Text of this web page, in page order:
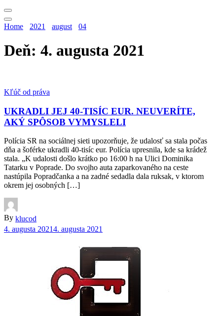
Home 2021 august 04
Deň: 4. augusta 2021
Kľúč od práva
UKRADLI JEJ 40-TISÍC EUR. NEUVERÍTE,
AKÝ SPÔSOB VYMYSLELI
Polícia SR na sociálnej sieti upozorňuje, že udalosť sa stala počas
dňa a šoférke ukradli 40-tisíc eur. Polícia upresnila, kde sa krádež
stala. „K udalosti došlo krátko po 16:00 h na Ulici Dominika
Tatarku v Poprade. Do svojho auta zaparkovaného na ceste
nastúpila Popradčanka a na zadné sedadla dala ruksak, v ktorom
okrem jej osobných […]
By klucod
4. augusta 20214. augusta 2021